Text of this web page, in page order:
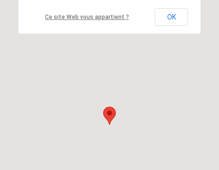
Ce site Web vous appartient ? OK
Ce site Web vous appartient ? OK